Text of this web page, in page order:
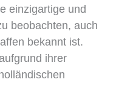
einzigartige und
beobachten, auch
bekannt ist.
ihrer